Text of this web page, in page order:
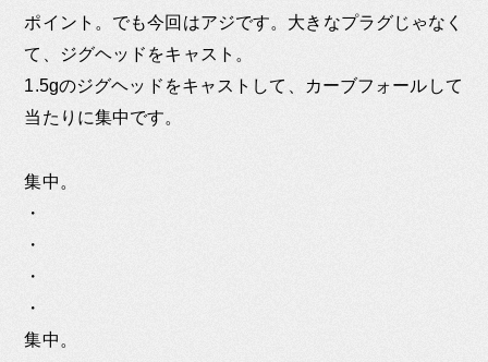
ポイント。でも今回はアジです。大きなプラグじゃなく
て、ジグヘッドをキャスト。
1.5gのジグヘッドをキャストして、カーブフォールして
当たりに集中です。
集中。
・
・
・
・
集中。